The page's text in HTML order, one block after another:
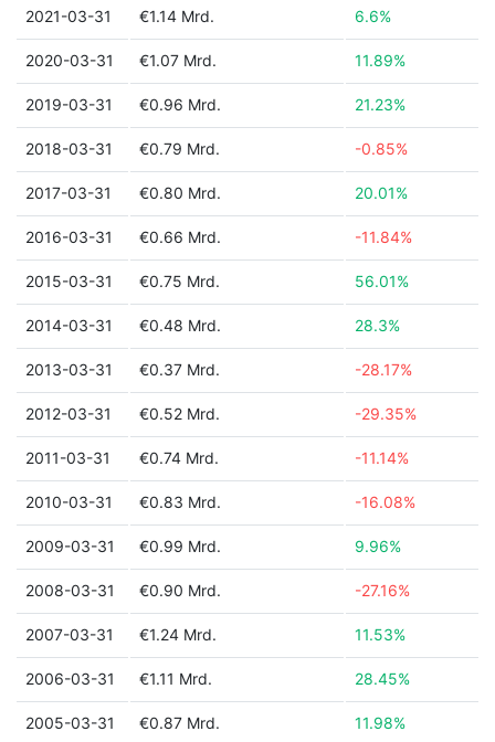
2021-03-31 €1.14 Mrd. 6.6%
2020-03-31 €1.07 Mrd. 11.89%
2019-03-31 €0.96 Mrd. 21.23%
2018-03-31 €0.79 Mrd. -0.85%
2017-03-31 €0.80 Mrd. 20.01%
2016-03-31 €0.66 Mrd. -11.84%
2015-03-31 €0.75 Mrd. 56.01%
2014-03-31 €0.48 Mrd. 28.3%
2013-03-31 €0.37 Mrd. -28.17%
2012-03-31 €0.52 Mrd. -29.35%
2011-03-31 €0.74 Mrd. -11.14%
2010-03-31 €0.83 Mrd. -16.08%
2009-03-31 €0.99 Mrd. 9.96%
2008-03-31 €0.90 Mrd. -27.16%
2007-03-31 €1.24 Mrd. 11.53%
2006-03-31 €1.11 Mrd. 28.45%
2005-03-31 €0.87 Mrd. 11.98%